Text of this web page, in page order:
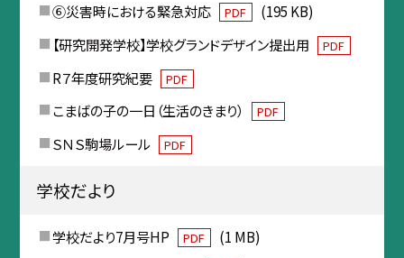
⑥災害時における緊急対応 PDF
(195 KB)
【研究開発学校】学校グランドデザイン提出用
PDF
R７年度研究紀要 PDF
こまばの子の一日（生活のきまり） PDF
ＳＮＳ駒場ルール PDF
学校だより
学校だより7月号HP PDF
(1 MB)